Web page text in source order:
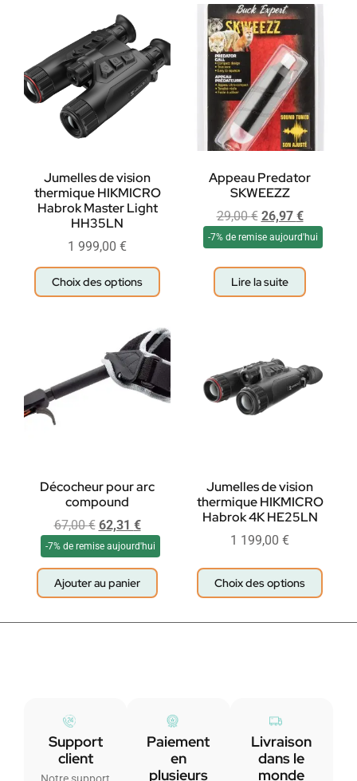
Jumelles de vision
thermique HIKMICRO
Habrok Master Light
HH35LN
1 999,00 €
Choix des options
Appeau Predator
SKWEEZZ
29,00€ 26,97 €
-7% de remise aujourd'hui
Lire la suite
Décocheur pour arc
compound
67,00€ 62,31 €
-7% de remise aujourd'hui
Ajouter au panier
Jumelles de vision
thermique HIKMICRO
Habrok 4K HE25LN
1 199,00 €
Choix des options
Support
client
Paiement
en
plusieurs
Livraison
dans le
monde